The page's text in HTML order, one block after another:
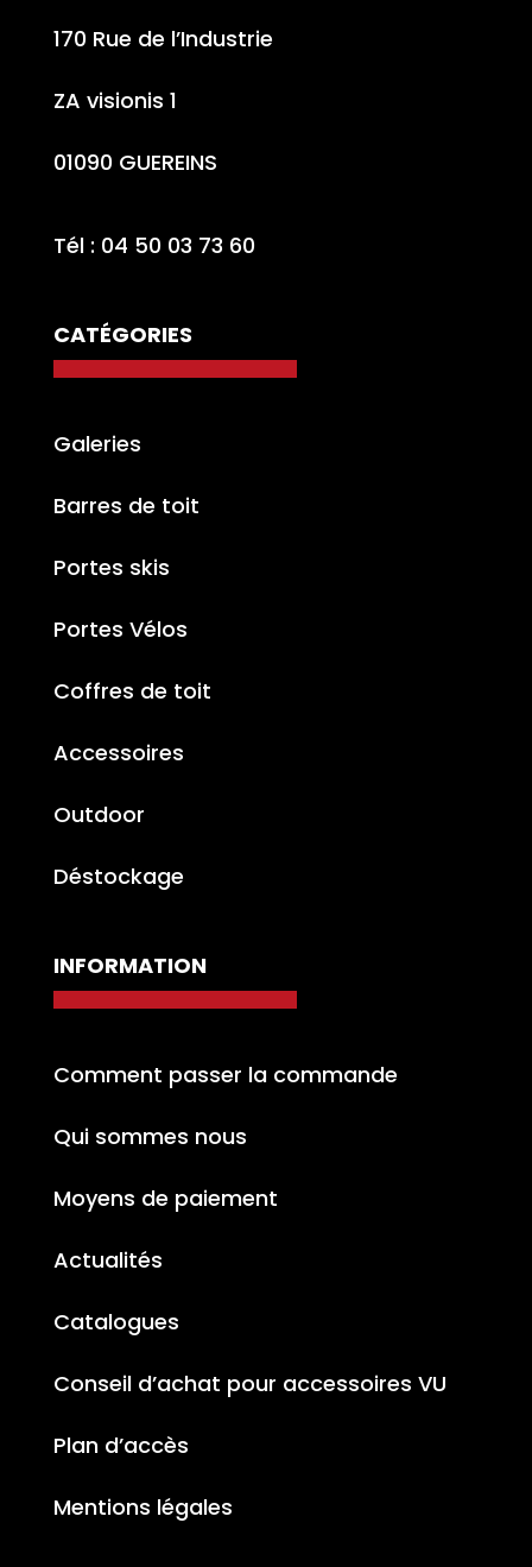
170 Rue de l’Industrie
ZA visionis 1
01090 GUEREINS
Tél : 04 50 03 73 60
CATÉGORIES
Galeries
Barres de toit
Portes skis
Portes Vélos
Coffres de toit
Accessoires
Outdoor
Déstockage
INFORMATION
Comment passer la commande
Qui sommes nous
Moyens de paiement
Actualités
Catalogues
Conseil d’achat pour accessoires VU
Plan d’accès
Mentions légales